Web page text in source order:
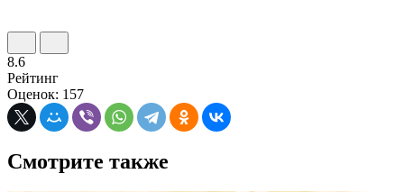
8.6
Рейтинг
Оценок: 157
Смотрите также